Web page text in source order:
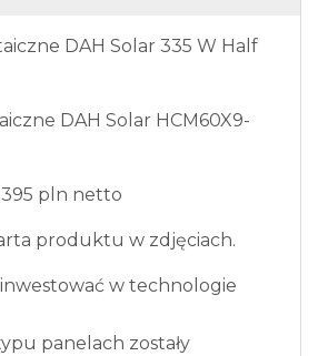
DAH Solar 335 W Half
DAH Solar HCM60X9-
pln netto
produktu w zdjęciach.
w technologie
panelach zostały